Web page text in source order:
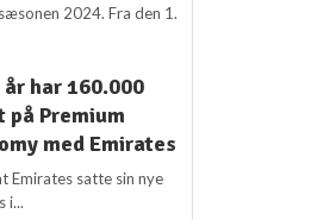
2024. Fra den 1.
år har 160.000
Premium
med Emirates
Emirates satte sin nye
i...